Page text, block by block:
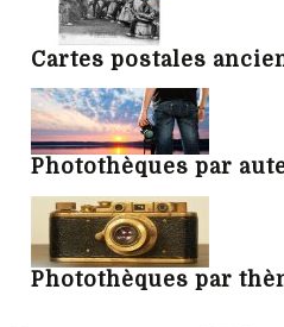
Cartes postales
Photothèques par
Photothèques par